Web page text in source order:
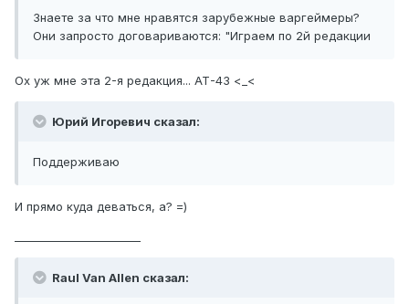
Знаете за что мне нравятся зарубежные варгеймеры?
Они запросто договариваются: "Играем по 2й редакции
Ох уж мне эта 2-я редакция... АТ-43 <_<
Юрий Игоревич сказал:
Поддерживаю
И прямо куда деваться, а? =)
Raul Van Allen сказал: